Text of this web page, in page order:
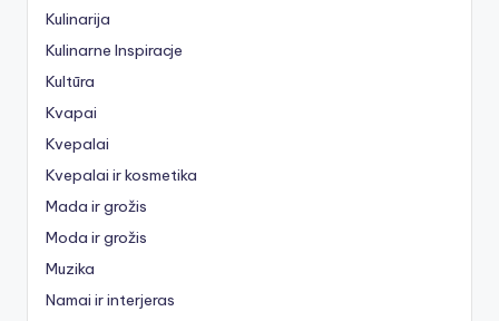
Kulinarija
Kulinarne Inspiracje
Kultūra
Kvapai
Kvepalai
Kvepalai ir kosmetika
Mada ir grožis
Moda ir grožis
Muzika
Namai ir interjeras